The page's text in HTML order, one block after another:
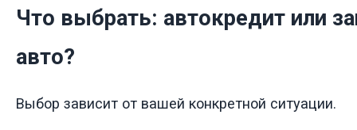
Что выбрать: автокредит или
авто?
Выбор зависит от вашей конкретной ситуации.